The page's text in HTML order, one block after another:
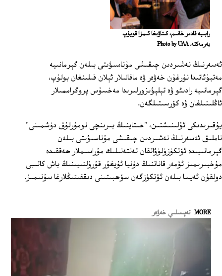
رابىيە قادىر خانىم، كىتاۋىغا ئىمزا قويۇپ
بەرمەكتە. Photo by UAA
ئەسەرنىڭ نەشىردىن چىقىشى مۇناسىۋىتى بىلەن گېرمانىيە
مەتبۇئاتىدا نۇرغۇن خەۋەر ۋە ماقالىلار ئېلان قىلىنغان بولۇپ،
گېرمانىيە رادىئو ۋە تېلېۋىزورلىرىدا مەخسۇس پروگراممىلار
ئاڭلىتىلغان ۋە كۆرسىتىلگەن.
يۇقىرىدىكى ئۇلىنىشتىن، "خىتاينىڭ بىرىنچى نومۇرلۇق دۈشمىنى"
ناملىق ئەسەرنىڭ نەشىردىن چىقىشى مۇناسىۋىتى بىلەن
گېرمانىيىدە ئۆتكۈزۈلۈۋاتقان تەنتەنىلىك مۇراسىملار ھەققىدە
مۇخبىرىمىز ئۆمەر قاناتنىڭ دۇنيا ئۇيغۇر قۇرۇلتىيىنىڭ باش كاتىبى
دولقۇن ئەيسا بىلەن ئۆتكۈزگەن سۆھبىتىنى دىققىتىڭلارغا سۇنىمىز.
MORE تەپسىلىي خەۋەر